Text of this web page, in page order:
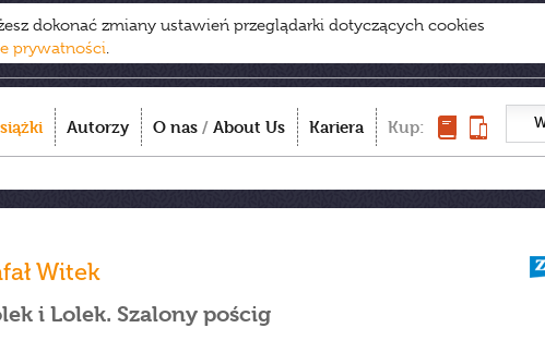
dokonać zmiany ustawień przeglądarki dotyczących cookies
prywatności.
Autorzy O nas / About Us Kariera Kup:
Witek
i Lolek. Szalony pościg